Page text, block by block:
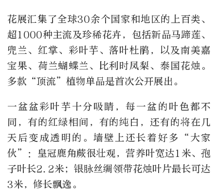
花展汇集了全球30余个国家和地区的上百类、
超1000种主流及珍稀花卉，包括新品马蹄莲、
兜兰、红掌、彩叶芋、落叶杜鹃，以及南美嘉
宝果、荷兰蝴蝶兰、比利时凤梨、泰国花烛。
多款“顶流”植物单品是首次公开展出。
一盆盆彩叶芋十分吸睛，每一盆的叶色都不
同，有的红绿相间，有的纯白，还有的将在几
天后变成透明的。墙壁上还长着好多“大家
伙”：皇冠鹿角蕨很壮观，营养叶宽达1米、孢
子叶长2.2米；银脉丝绸领带花烛叶片最长可达
3米，修长飘逸。